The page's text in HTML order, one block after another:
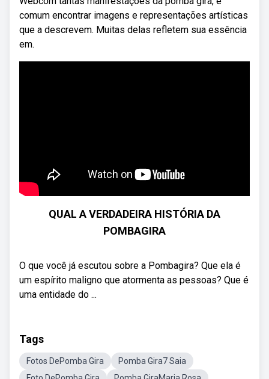
comum encontrar imagens e representações artísticas
que a descrevem. Muitas delas refletem sua essência
em.
QUAL A VERDADEIRA HISTÓRIA DA
POMBAGIRA
O que você já escutou sobre a Pombagira? Que ela é
um espírito maligno que atormenta as pessoas? Que é
uma entidade do ...
Tags
Fotos DePomba Gira
Pomba Gira7 Saia